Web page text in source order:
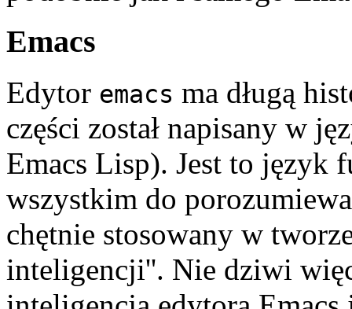
Emacs
Edytor emacs ma długą
części został napisany w
Emacs Lisp). Jest to język
wszystkim do
chętnie stosowany w
inteligencji''. Nie dziwi